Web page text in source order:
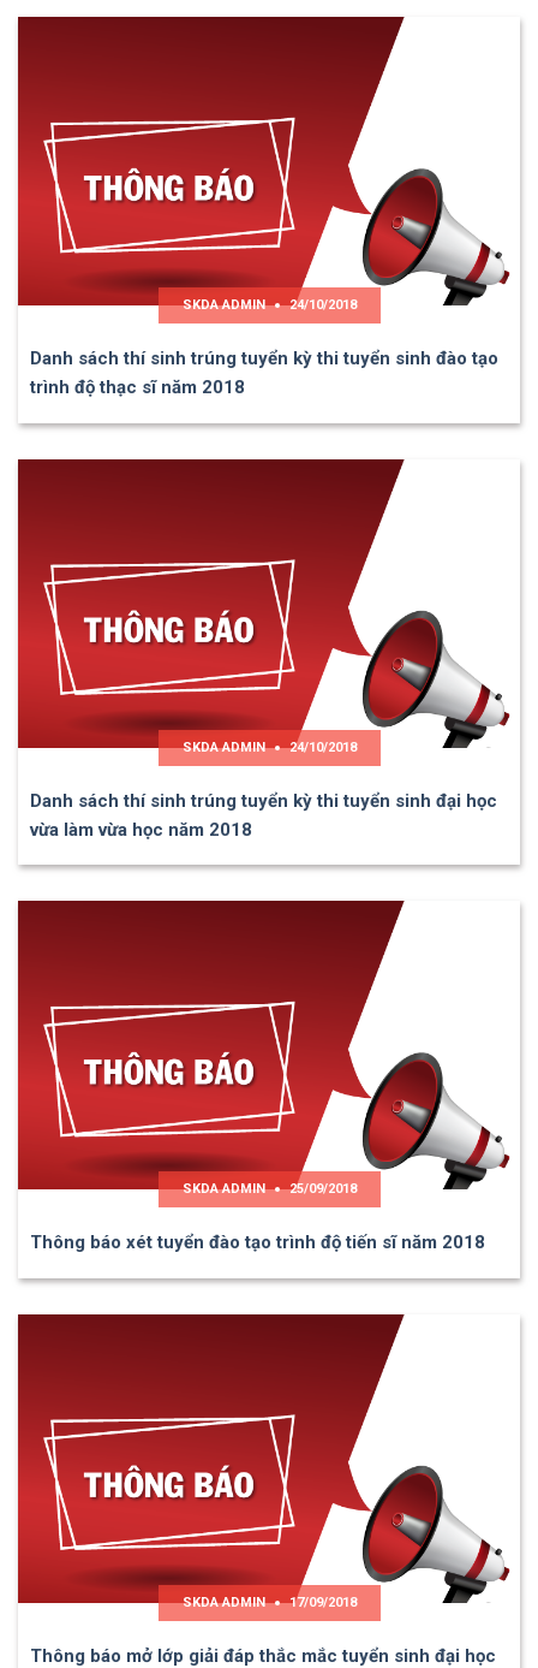
SKDA ADMIN 24/10/2018
Danh sách thí sinh trúng tuyển kỳ thi tuyển sinh đào tạo
trình độ thạc sĩ năm 2018
SKDA ADMIN 24/10/2018
Danh sách thí sinh trúng tuyển kỳ thi tuyển sinh đại học
vừa làm vừa học năm 2018
SKDA ADMIN 25/09/2018
Thông báo xét tuyển đào tạo trình độ tiến sĩ năm 2018
SKDA ADMIN 17/09/2018
Thông báo mở lớp giải đáp thắc mắc tuyển sinh đại học